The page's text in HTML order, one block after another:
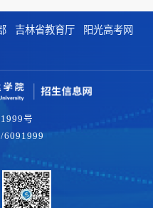
吉林省教育厅
阳光高考网
号
6091999